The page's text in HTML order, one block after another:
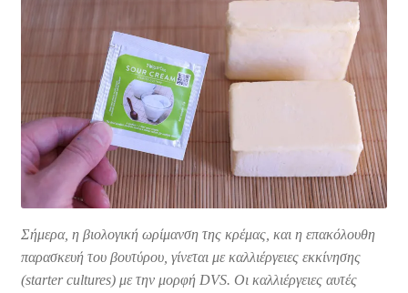
Σήμερα, η βιολογική ωρίμανση της κρέμας, και η επακόλουθη
παρασκευή του βουτύρου, γίνεται με καλλιέργειες εκκίνησης
(starter cultures) με την μορφή DVS. Οι καλλιέργειες αυτές